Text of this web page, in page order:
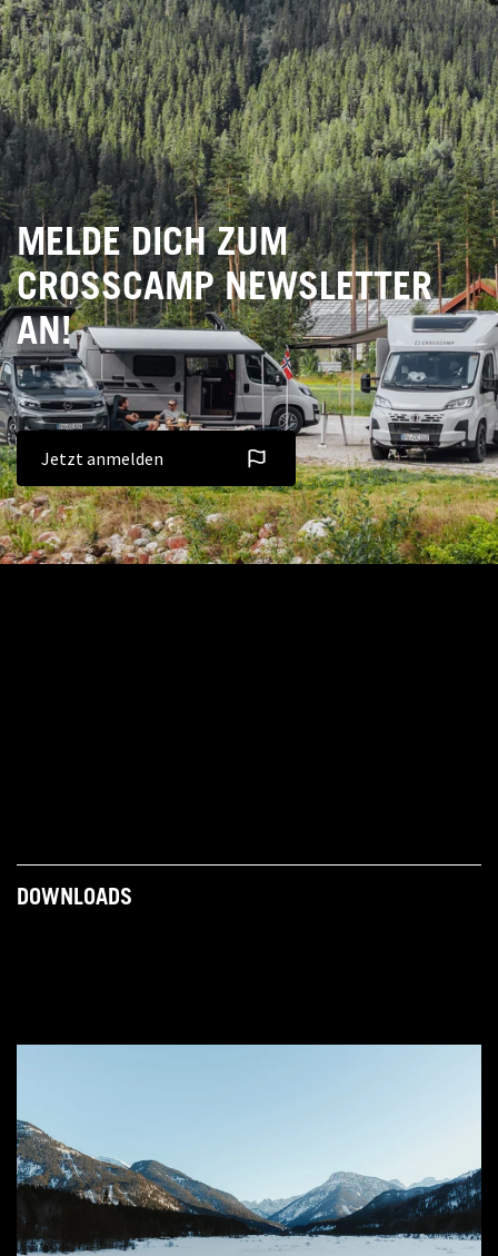
MELDE DICH ZUM
CROSSCAMP NEWSLETTER
AN!
Jetzt anmelden
DOWNLOADS